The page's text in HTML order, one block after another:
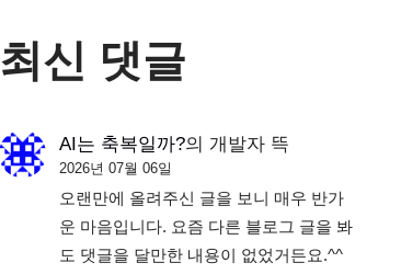
최신 댓글
AI는 축복일까?의 개발자 뜩
2026년 07월 06일
오랜만에 올려주신 글을 보니 매우 반가
운 마음입니다. 요즘 다른 블로그 글을 봐
도 댓글을 달만한 내용이 없었거든요.^^